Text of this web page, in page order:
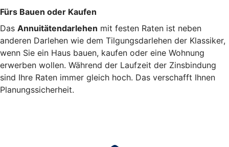
Fürs Bauen oder Kaufen
Das Annuitätendarlehen mit festen Raten ist neben
anderen Darlehen wie dem Tilgungsdarlehen der Klassiker,
wenn Sie ein Haus bauen, kaufen oder eine Wohnung
erwerben wollen. Während der Laufzeit der Zinsbindung
sind Ihre Raten immer gleich hoch. Das verschafft Ihnen
Planungssicherheit.